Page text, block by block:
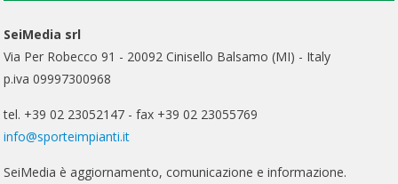
SeiMedia srl
Via Per Robecco 91 - 20092 Cinisello Balsamo (MI) - Italy
p.iva 09997300968
tel. +39 02 23052147 - fax +39 02 23055769
info@sporteimpianti.it
SeiMedia è aggiornamento, comunicazione e informazione.